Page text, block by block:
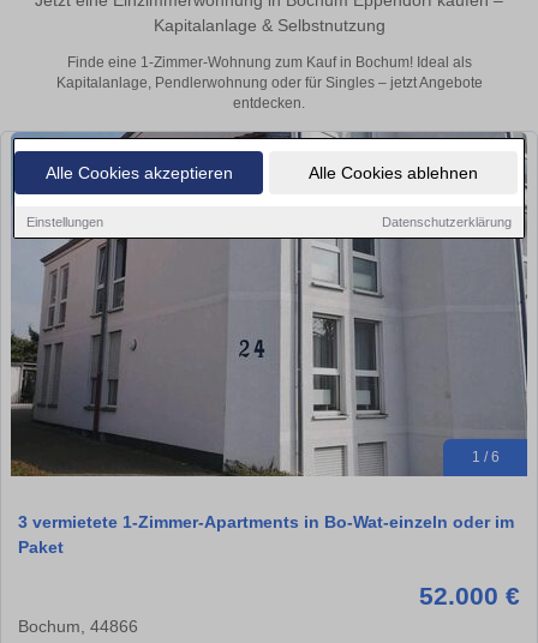
Alle Cookies akzeptieren Alle Cookies ablehnen
Einstellungen Datenschutzerklärung
Kapitalanlage & Selbstnutzung
Finde eine 1-Zimmer-Wohnung zum Kauf in Bochum! Ideal als
Kapitalanlage, Pendlerwohnung oder für Singles – jetzt Angebote
entdecken.
1 / 6
3 vermietete 1-Zimmer-Apartments in Bo-Wat-einzeln oder im
Paket
52.000 €
Bochum, 44866